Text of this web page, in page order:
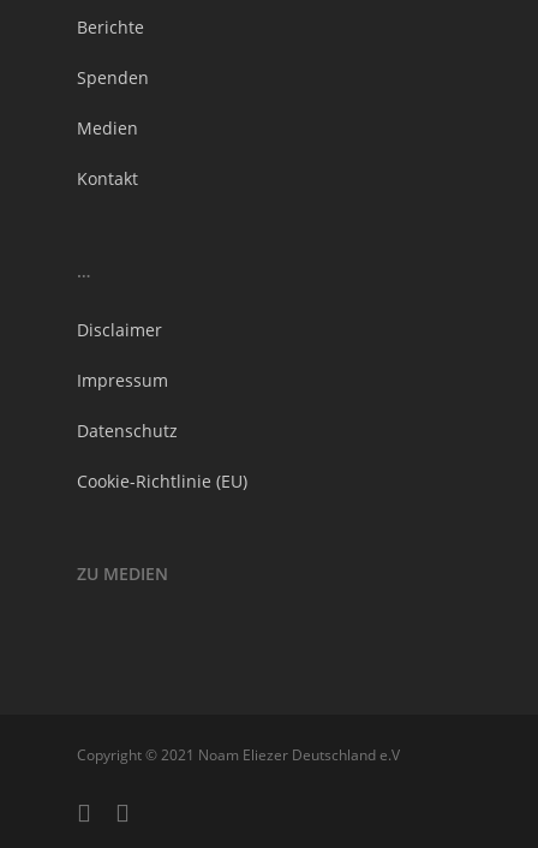
Berichte
Spenden
Medien
Kontakt
…
Disclaimer
Impressum
Datenschutz
Cookie-Richtlinie (EU)
ZU MEDIEN
Copyright © 2021 Noam Eliezer Deutschland e.V
facebookyoutube